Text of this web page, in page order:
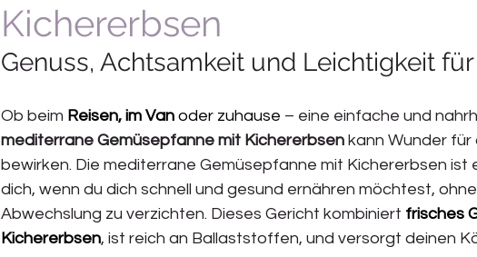
Kichererbsen
Genuss, Achtsamkeit und Leichtigkeit
Ob beim Reisen, im Van oder zuhause – eine einfache und
mediterrane Gemüsepfanne mit Kichererbsen kann Wunder für
bewirken. Die mediterrane Gemüsepfanne mit Kichererbsen ist
dich, wenn du dich schnell und gesund ernähren möchtest,
Abwechslung zu verzichten. Dieses Gericht kombiniert frisches
Kichererbsen, ist reich an Ballaststoffen, und versorgt deinen